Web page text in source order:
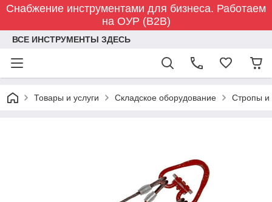
Снабжение инструментами для бизнеса. Работаем
на ОУР (B2B)
ВСЕ ИНСТРУМЕНТЫ ЗДЕСЬ
Товары и услуги Складское оборудование Стропы и